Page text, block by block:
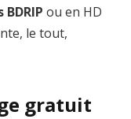
ou en HD
le tout,
gratuit